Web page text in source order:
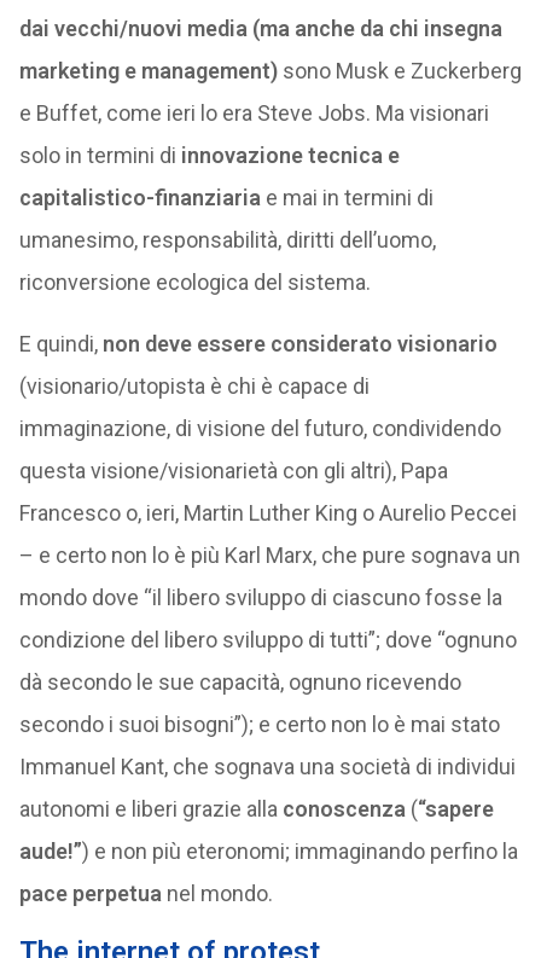
dai vecchi/nuovi media (ma anche da chi insegna
marketing e management) sono Musk e Zuckerberg
e Buffet, come ieri lo era Steve Jobs. Ma visionari
solo in termini di innovazione tecnica e
capitalistico-finanziaria e mai in termini di
umanesimo, responsabilità, diritti dell’uomo,
riconversione ecologica del sistema.
E quindi, non deve essere considerato visionario
(visionario/utopista è chi è capace di
immaginazione, di visione del futuro, condividendo
questa visione/visionarietà con gli altri), Papa
Francesco o, ieri, Martin Luther King o Aurelio Peccei
– e certo non lo è più Karl Marx, che pure sognava un
mondo dove “il libero sviluppo di ciascuno fosse la
condizione del libero sviluppo di tutti”; dove “ognuno
dà secondo le sue capacità, ognuno ricevendo
secondo i suoi bisogni”); e certo non lo è mai stato
Immanuel Kant, che sognava una società di individui
autonomi e liberi grazie alla conoscenza (“sapere
aude!”) e non più eteronomi; immaginando perfino la
pace perpetua nel mondo.